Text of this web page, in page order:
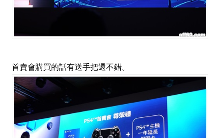
首賣會購買的話有送手把還不錯。